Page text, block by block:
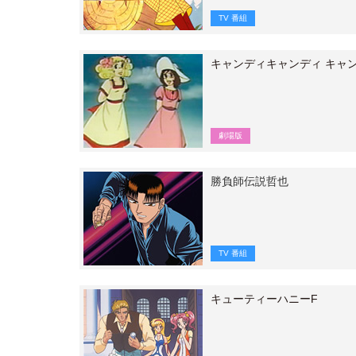
TV 番組
キャンディキャンディ キャ
劇場版
勝負師伝説哲也
TV 番組
キューティーハニーF